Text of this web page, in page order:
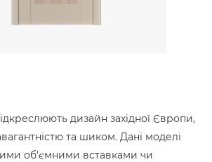
дизайн західної Європи,
та шиком. Дані моделі
об'ємними вставками чи